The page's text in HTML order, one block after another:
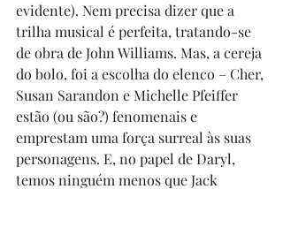
evidente). Nem precisa dizer que a
trilha musical é perfeita, tratando-se
de obra de John Williams. Mas, a cereja
do bolo, foi a escolha do elenco – Cher,
Susan Sarandon e Michelle Pfeiffer
estão (ou são?) fenomenais e
emprestam uma força surreal às suas
personagens. E, no papel de Daryl,
temos ninguém menos que Jack